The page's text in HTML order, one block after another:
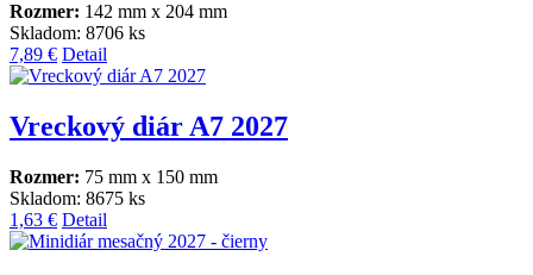
Rozmer: 142 mm x 204 mm
Skladom: 8706 ks
7,89 € Detail
Vreckový diár A7 2027
Rozmer: 75 mm x 150 mm
Skladom: 8675 ks
1,63 € Detail